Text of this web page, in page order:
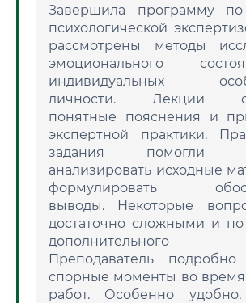
Завершила программу по
психологической
рассмотрены методы
эмоционального
индивидуальных
личности. Лекции
понятные пояснения и
экспертной практики.
задания помогли
анализировать исходные
формулировать
выводы. Некоторые
достаточно сложными и
дополнительного
Преподаватель подробно
спорные моменты во
работ. Особенно